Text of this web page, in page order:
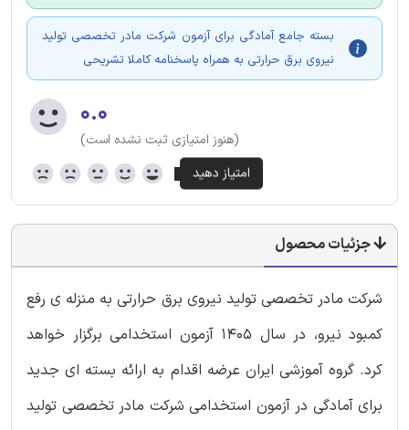
بسته جامع آمادگی برای آزمون شرکت مادر تخصصی تولید
نیروی برق حرارتی به همراه پاسخنامه کاملا تشریحی
۰.۰
(هنوز امتیازی ثبت نشده است)
جزئیات محصول
شرکت مادر تخصصی تولید نیروی برق حرارتی به منزله ی رفع
کمبود نیرو، در سال 1405 آزمون استخدامی برگزار خواهد
کرد. گروه آموزشی ایران عرضه اقدام به ارائه بسته ای جدید
برای آمادگی در آزمون استخدامی شرکت مادر تخصصی تولید